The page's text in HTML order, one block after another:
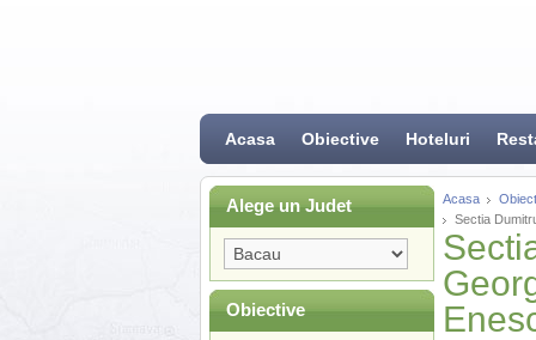
Acasa Obiective Hoteluri
Alege un Judet
Obiective
Acasa
Sectia